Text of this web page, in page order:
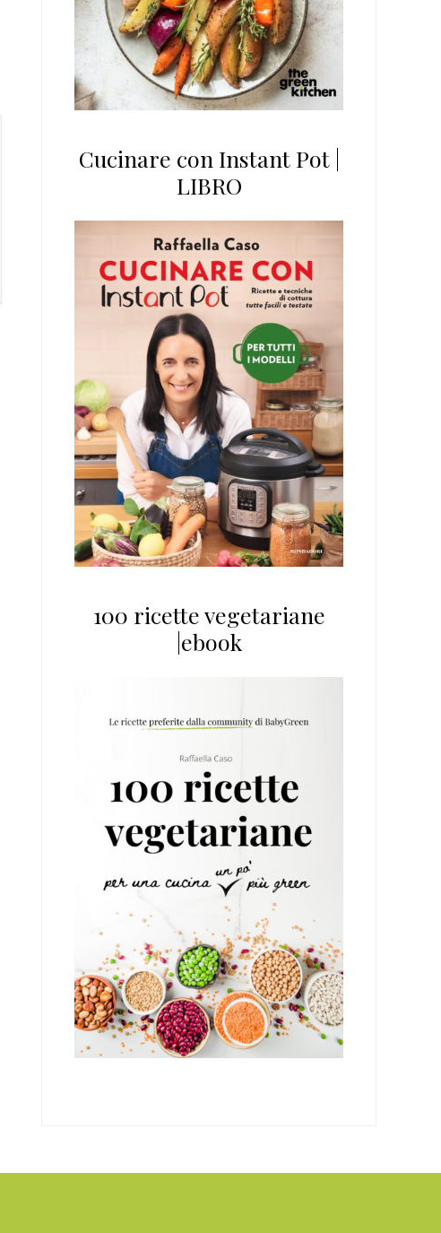
Cucinare con Instant Pot |
LIBRO
100 ricette vegetariane
|ebook